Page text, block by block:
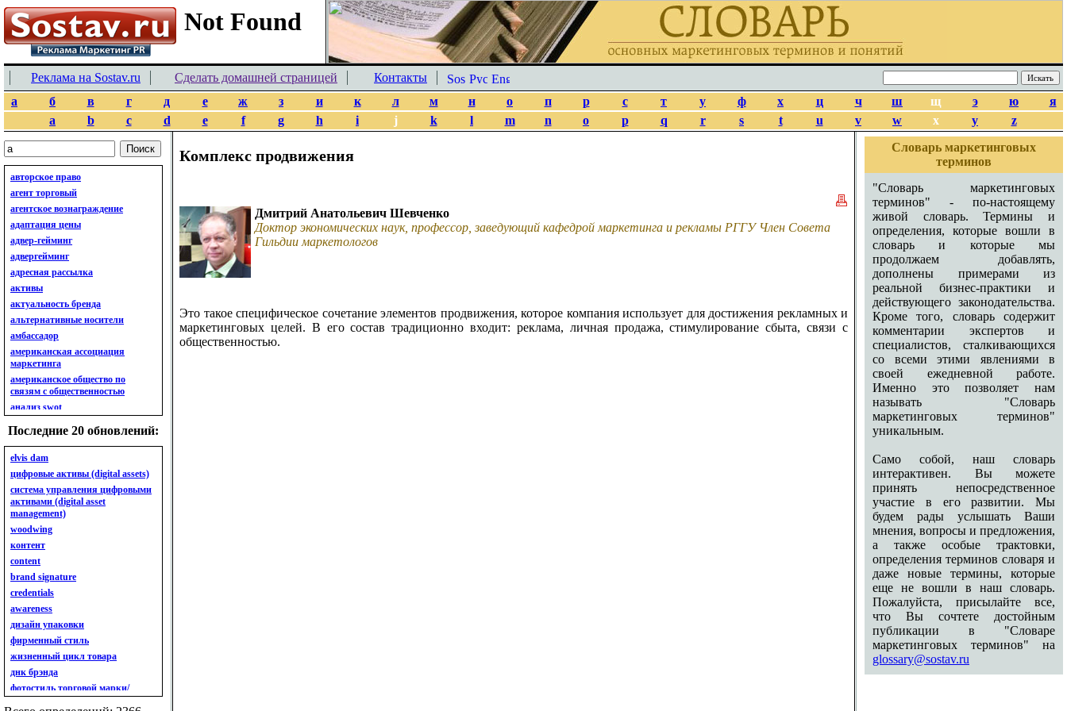
Реклама на Sostav.ru Сделать домашней страницей
Контакты
а
б в г д е ж з и к л м н о п р с т у ф х ц ч ш щ э ю
я
a
b c d e f g h i j k l m n o p q r s t u v w x y z
авторское право
агент торговый
агентское вознаграждение
адаптация цены
адвер-гейминг
адвергейминг
адресная рассылка
активы
актуальность бренда
альтернативные носители
амбассадор
американская ассоциация
маркетинга
американское общество по
связям с общественностью
анализ swot
анализ бизнес-портфеля
анализ имиджа
анализ кластерный
анализ конкурентов
анализ кросс-культурных
особенностей
анализ мак кинси «7s»
анализ макросистемы
анализ маркетинговый
анализ рынка
анализ ситуационный
анализ экспертный
индивидуальный
анкета
ассортимент
ассортимент товарный.
планирование товарного
ассортимента
ассортимент. глубина
Последние 20 обновлений:
elvis dam
цифровые активы (digital assets)
система управления цифровыми
активами (digital asset
management)
woodwing
контент
content
brand signature
credentials
awareness
дизайн упаковки
фирменный стиль
жизненный цикл товара
днк брэнда
фотостиль торговой марки/
линейки продукции
Комплекс продвижения
Дмитрий Анатольевич Шевченко
Доктор экономических наук, профессор, заведующий кафедрой маркетинга и рекламы РГГУ Член Совета
Гильдии маркетологов
Это такое специфическое сочетание элементов продвижения, которое компания использует для достижения рекламных и
маркетинговых целей. В его состав традиционно входит: реклама, личная продажа, стимулирование сбыта, связи с
общественностью.
Словарь маркетинговых
терминов
"Словарь маркетинговых
терминов" - по-настоящему
живой словарь. Термины и
определения, которые вошли в
словарь и которые мы
продолжаем добавлять,
дополнены примерами из
реальной бизнес-практики и
действующего законодательства.
Кроме того, словарь содержит
комментарии экспертов и
специалистов, сталкивающихся
со всеми этими явлениями в
своей ежедневной работе.
Именно это позволяет нам
называть "Словарь
маркетинговых терминов"
уникальным.
Само собой, наш словарь
интерактивен. Вы можете
принять непосредственное
участие в его развитии. Мы
будем рады услышать Ваши
мнения, вопросы и предложения,
а также особые трактовки,
определения терминов словаря и
даже новые термины, которые
еще не вошли в наш словарь.
Пожалуйста, присылайте все,
что Вы сочтете достойным
публикации в "Словаре
маркетинговых терминов" на
glossary@sostav.ru